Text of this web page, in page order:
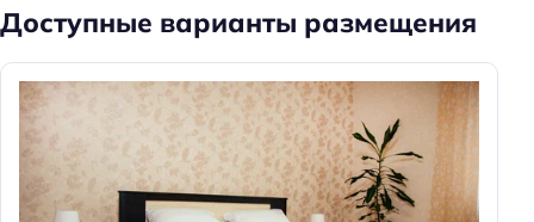
Доступные варианты размещения